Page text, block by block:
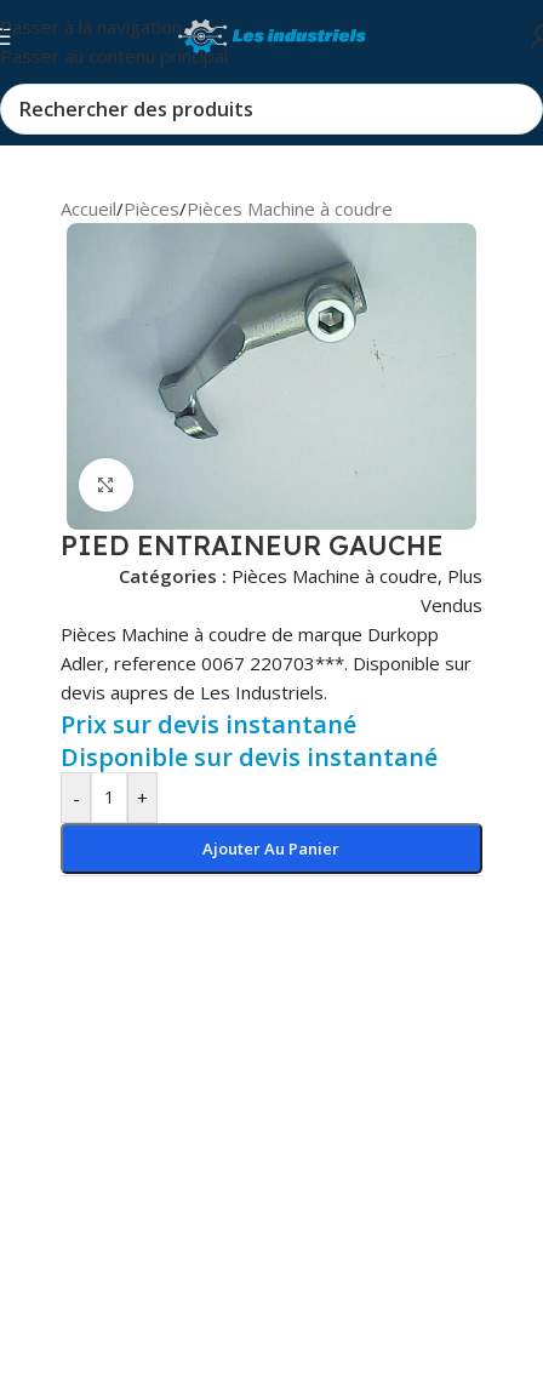
Passer à la navigation
Passer au contenu principal
Accueil/Pièces/Pièces Machine à coudre
Cliquez pour agrandir
PIED ENTRAINEUR GAUCHE
Catégories : Pièces Machine à coudre, Plus
Vendus
Pièces Machine à coudre de marque Durkopp
Adler, reference 0067 220703***. Disponible sur
devis aupres de Les Industriels.
Prix sur devis instantané
Disponible sur devis instantané
- +
Ajouter Au Panier